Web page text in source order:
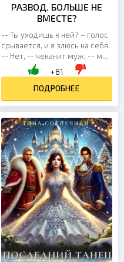
РАЗВОД. БОЛЬШЕ НЕ
ВМЕСТЕ?
-- Ты уходишь к ней? – голос
срывается, и я злюсь на себя.
-- Нет, -- чеканит муж, -- мне
просто нужен перерыв в
отношениях. И другая
женщина тут не...
+81
ПОДРОБНЕЕ